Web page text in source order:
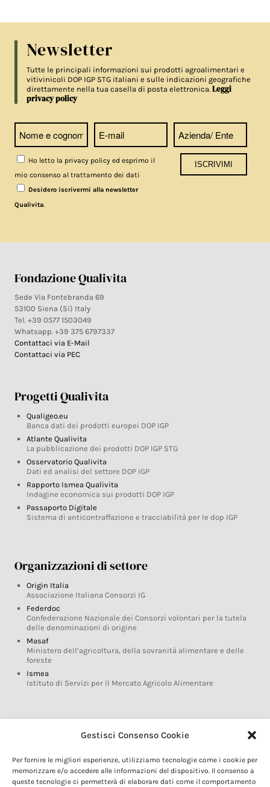
Gestisci Consenso Cookie
Per fornire le migliori esperienze, utilizziamo tecnologie come i cookie per
memorizzare e/o accedere alle informazioni del dispositivo. Il consenso a
queste tecnologie ci permetterà di elaborare dati come il comportamento
Newsletter
Tutte le principali informazioni sui prodotti agroalimentari e
vitivinicoli DOP IGP STG italiani e sulle indicazioni geografiche
direttamente nella tua casella di posta elettronica.Leggi
privacy policy
Ho letto la privacy policy ed esprimo il
mio consenso al trattamento dei dati
Desidero iscrivermi alla newsletter
Qualivita
Fondazione Qualivita
Sede Via Fontebranda 69
53100 Siena (Si) Italy
Tel. +39 0577 1503049
Whatsapp. +39 375 6797337
Contattaci via E-Mail
Contattaci via PEC
Progetti Qualivita
Qualigeo.eu
Banca dati dei prodotti europei DOP IGP
Atlante Qualivita
La pubblicazione dei prodotti DOP IGP STG
Osservatorio Qualivita
Dati ed analisi del settore DOP IGP
Rapporto Ismea Qualivita
Indagine economica sui prodotti DOP IGP
Passaporto Digitale
Sistema di anticontraffazione e tracciabilità per le dop IGP
Organizzazioni di settore
Origin Italia
Associazione Italiana Consorzi IG
Federdoc
Confederazione Nazionale dei Consorzi volontari per la tutela
delle denominazioni di origine
Masaf
Ministero dell’agricoltura, della sovranità alimentare e delle
foreste
Ismea
Istituto di Servizi per il Mercato Agricolo Alimentare
Glossario DOP IGP
Marchi DOP IGP
Normativa prodotti DOP IGP